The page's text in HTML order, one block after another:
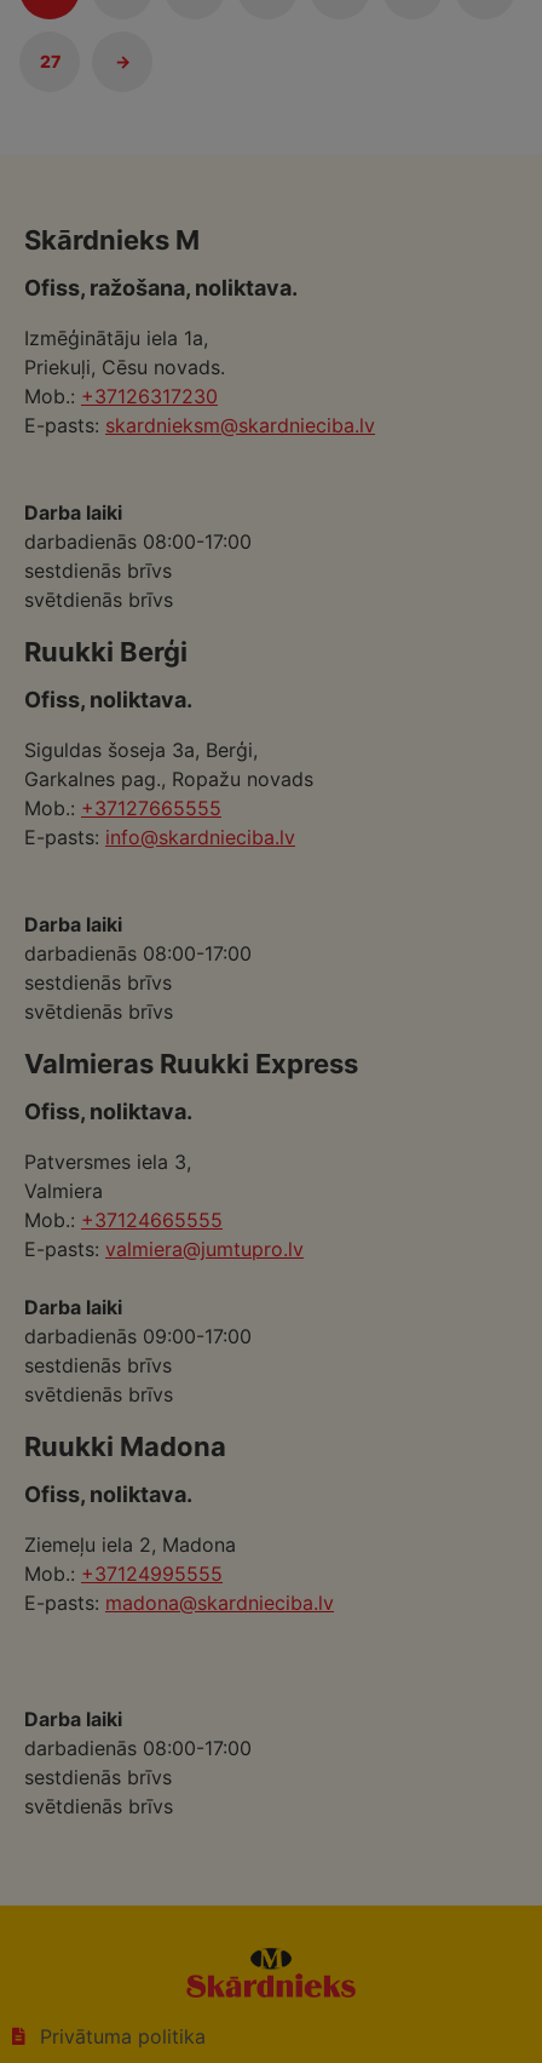
27 →
Skārdnieks M
Ofiss, ražošana, noliktava.
Izmēģinātāju iela 1a,
Priekuļi, Cēsu novads.
Mob.: +37126317230
E-pasts: skardnieksm@skardnieciba.lv
Darba laiki
darbadienās 08:00-17:00
sestdienās brīvs
svētdienās brīvs
Ruukki Berģi
Ofiss, noliktava.
Siguldas šoseja 3a, Berģi,
Garkalnes pag., Ropažu novads
Mob.: +37127665555
E-pasts: info@skardnieciba.lv
Darba laiki
darbadienās 08:00-17:00
sestdienās brīvs
svētdienās brīvs
Valmieras Ruukki Express
Ofiss, noliktava.
Patversmes iela 3,
Valmiera
Mob.: +37124665555
E-pasts: valmiera@jumtupro.lv
Darba laiki
darbadienās 09:00-17:00
sestdienās brīvs
svētdienās brīvs
Ruukki Madona
Ofiss, noliktava.
Ziemeļu iela 2, Madona
Mob.: +37124995555
E-pasts: madona@skardnieciba.lv
Darba laiki
darbadienās 08:00-17:00
sestdienās brīvs
svētdienās brīvs
Privātuma politika